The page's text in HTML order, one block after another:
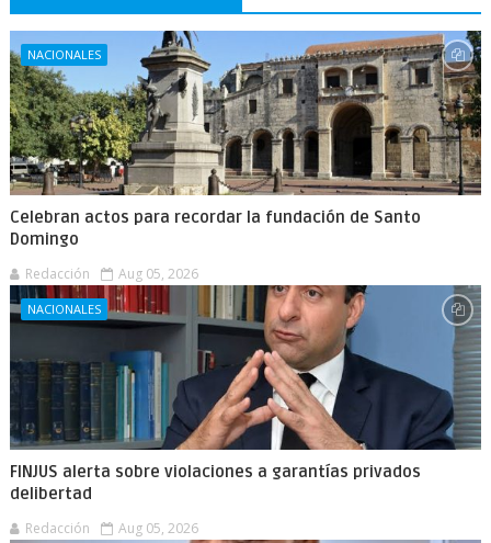
NACIONALES
Celebran actos para recordar la fundación de Santo
Domingo
Redacción Aug 05, 2026
NACIONALES
FINJUS alerta sobre violaciones a garantías privados
delibertad
Redacción Aug 05, 2026